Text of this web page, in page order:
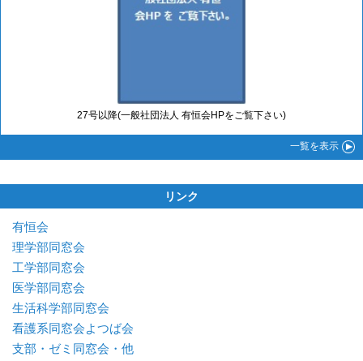
27号以降(一般社団法人 有恒会HPをご覧下さい)
一覧を表示
リンク
有恒会
理学部同窓会
工学部同窓会
医学部同窓会
生活科学部同窓会
看護系同窓会よつば会
支部・ゼミ同窓会・他